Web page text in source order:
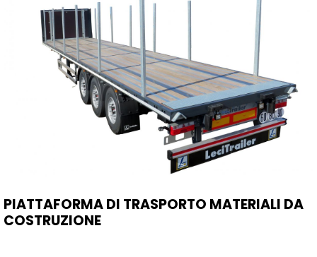
PIATTAFORMA DI TRASPORTO MATERIALI DA
COSTRUZIONE